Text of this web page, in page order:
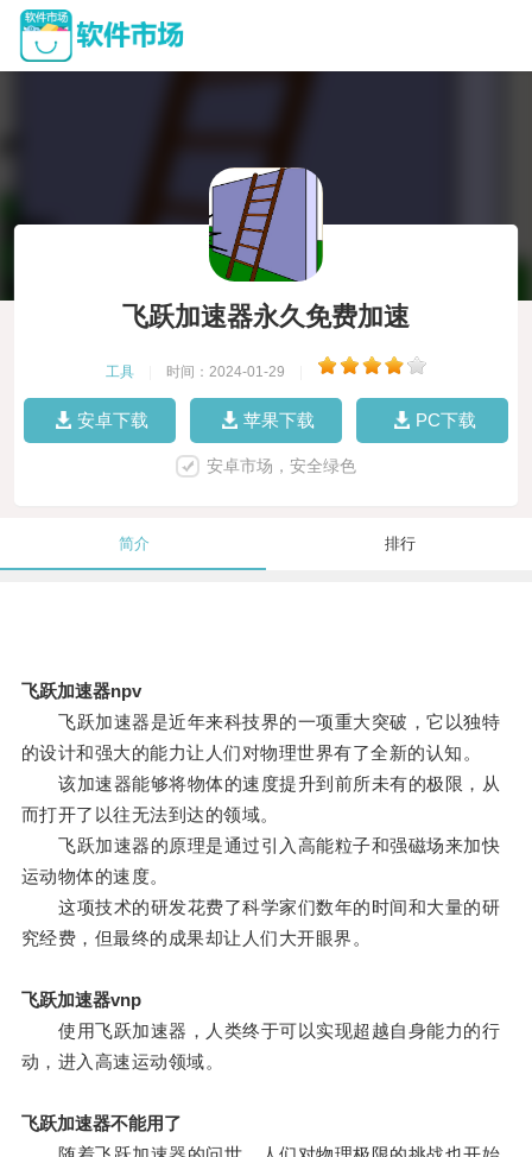
飞跃加速器永久免费加速
工具 时间：2024-01-29
安卓下载 苹果下载 PC下载
安卓市场，安全绿色
简介 排行
飞跃加速器npv
飞跃加速器是近年来科技界的一项重大突破，它以独特
的设计和强大的能力让人们对物理世界有了全新的认知。
该加速器能够将物体的速度提升到前所未有的极限，从
而打开了以往无法到达的领域。
飞跃加速器的原理是通过引入高能粒子和强磁场来加快
运动物体的速度。
这项技术的研发花费了科学家们数年的时间和大量的研
究经费，但最终的成果却让人们大开眼界。
飞跃加速器vnp
使用飞跃加速器，人类终于可以实现超越自身能力的行
动，进入高速运动领域。
飞跃加速器不能用了